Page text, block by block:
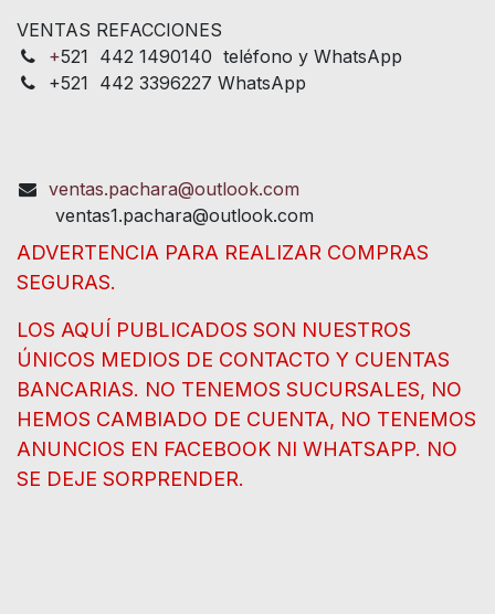
VENTAS REFACCIONES
+521 442 1490140 teléfono y WhatsApp
+521 442 3396227 WhatsApp
ventas.pachara@outlook.com
ventas1.pachara@outlook.com
ADVERTENCIA PARA REALIZAR COMPRAS
SEGURAS.
LOS AQUÍ PUBLICADOS SON NUESTROS
ÚNICOS MEDIOS DE CONTACTO Y CUENTAS
BANCARIAS. NO TENEMOS SUCURSALES, NO
HEMOS CAMBIADO DE CUENTA, NO TENEMOS
ANUNCIOS EN FACEBOOK NI WHATSAPP. NO
SE DEJE SORPRENDER.